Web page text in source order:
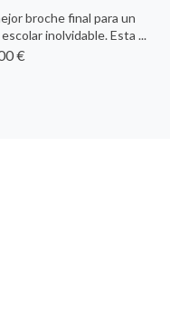
broche final para un
inolvidable. Esta ...
€